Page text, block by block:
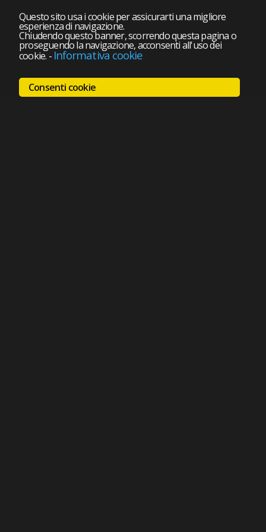
Questo sito usa i cookie per assicurarti una migliore
esperienza di navigazione.
Chiudendo questo banner, scorrendo questa pagina o
proseguendo la navigazione, acconsenti all'uso dei
cookie. - Informativa cookie
Consenti cookie